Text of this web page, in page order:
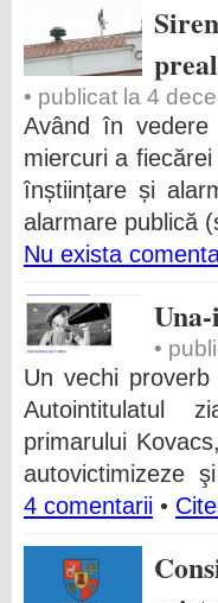
• publicat la 4
Având în
miercuri a
înștiințare și
alarmare publică
Nu exista
•
Un vechi
Autointitulatul
primarului
autovictimizeze
4 comentarii •